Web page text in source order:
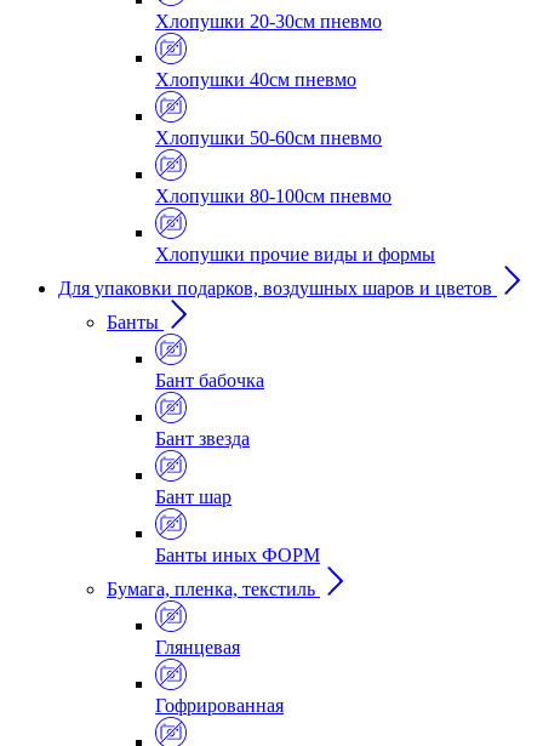
Хлопушки 20-30см пневмо
Хлопушки 40см пневмо
Хлопушки 50-60см пневмо
Хлопушки 80-100см пневмо
Хлопушки прочие виды и формы
Для упаковки подарков, воздушных шаров и цветов
Банты
Бант бабочка
Бант звезда
Бант шар
Банты иных ФОРМ
Бумага, пленка, текстиль
Глянцевая
Гофрированная